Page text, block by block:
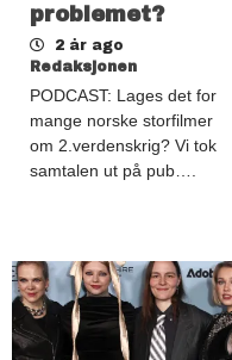
problemet?
2 år ago
Redaksjonen
PODCAST: Lages det for
mange norske storfilmer
om 2.verdenskrig? Vi tok
samtalen ut på pub….